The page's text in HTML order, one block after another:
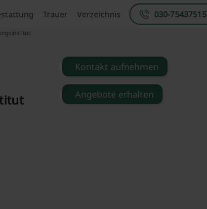
Trauer Verzeichnis 030-75437515
Kontakt aufnehmen
Angebote erhalten